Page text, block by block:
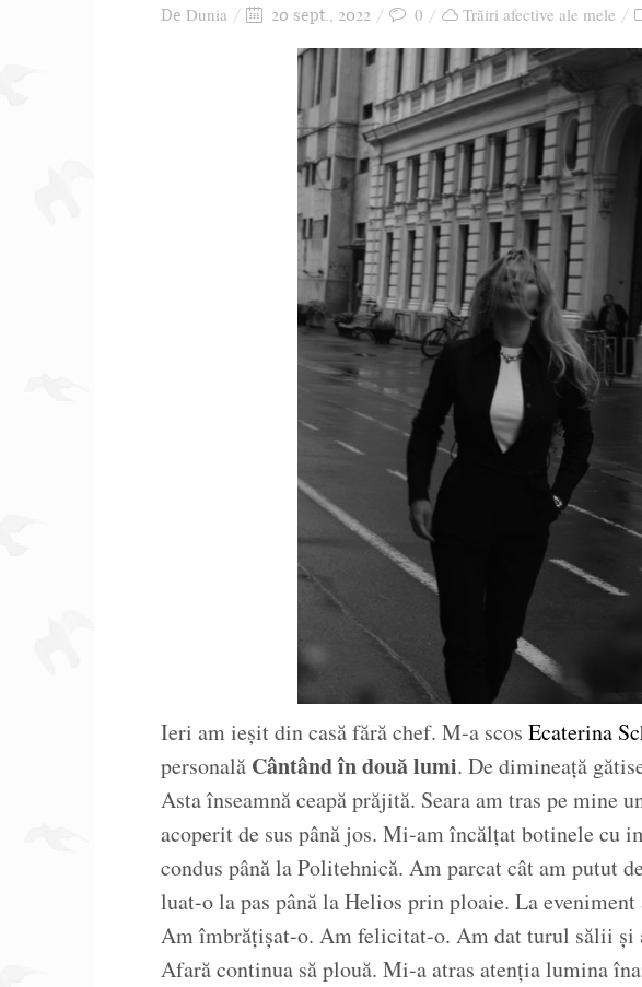
De Dunia 20 sept., 2022 0 Trăiri afective ale mele
Ieri am ieșit din casă fără chef. M-a scos Ecaterina
personală Cântând în două lumi. De dimineață
Asta înseamnă ceapă prăjită. Seara am tras pe mine
acoperit de sus până jos. Mi-am încălțat botinele cu
condus până la Politehnică. Am parcat cât am putut
luat-o la pas până la Helios prin ploaie. La
Am îmbrățișat-o. Am felicitat-o. Am dat turul sălii și
Afară continua să plouă. Mi-a atras atenția lumina